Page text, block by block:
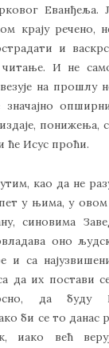
Еванђеља.
крају речено,
и
И не
на прошлу
понижења,
ће Исус проћи.
као да не
у њима, у
синовима
оно
и са
да их постави
да буду
би се то данас
иако већ